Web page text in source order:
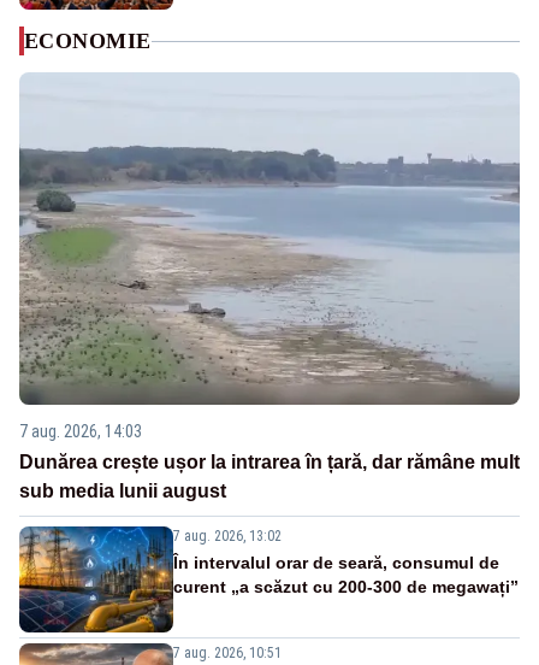
ECONOMIE
7 aug. 2026, 14:03
Dunărea crește ușor la intrarea în țară, dar rămâne mult
sub media lunii august
7 aug. 2026, 13:02
În intervalul orar de seară, consumul de
curent „a scăzut cu 200-300 de megawați”
7 aug. 2026, 10:51